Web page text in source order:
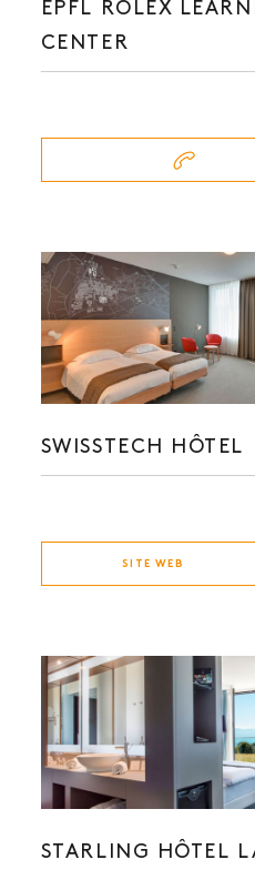
EPFL ROLEX
CENTER
SWISSTECH HÔTEL
SITE WEB
STARLING HÔTEL